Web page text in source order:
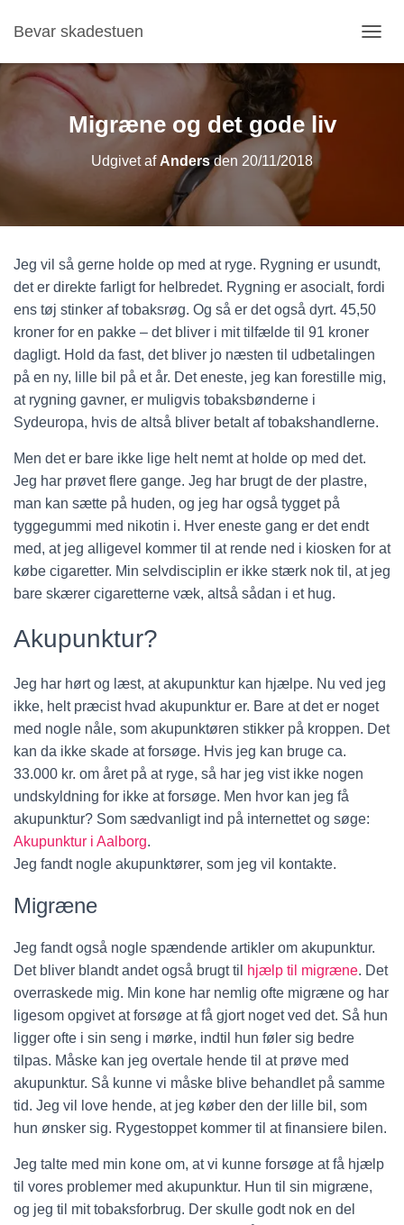
Bevar skadestuen
K
O
N
Migræne og det gode liv
Udgivet af Andersden 20/11/2018
Jeg vil så gerne holde op med at ryge. Rygning er usundt,
det er direkte farligt for helbredet. Rygning er asocialt, fordi
ens tøj stinker af tobaksrøg. Og så er det også dyrt. 45,50
kroner for en pakke – det bliver i mit tilfælde til 91 kroner
dagligt. Hold da fast, det bliver jo næsten til udbetalingen
på en ny, lille bil på et år. Det eneste, jeg kan forestille mig,
at rygning gavner, er muligvis tobaksbønderne i
Sydeuropa, hvis de altså bliver betalt af tobakshandlerne.
Men det er bare ikke lige helt nemt at holde op med det.
Jeg har prøvet flere gange. Jeg har brugt de der plastre,
man kan sætte på huden, og jeg har også tygget på
tyggegummi med nikotin i. Hver eneste gang er det endt
med, at jeg alligevel kommer til at rende ned i kiosken for at
købe cigaretter. Min selvdisciplin er ikke stærk nok til, at jeg
bare skærer cigaretterne væk, altså sådan i et hug.
Akupunktur?
Jeg har hørt og læst, at akupunktur kan hjælpe. Nu ved jeg
ikke, helt præcist hvad akupunktur er. Bare at det er noget
med nogle nåle, som akupunktøren stikker på kroppen. Det
kan da ikke skade at forsøge. Hvis jeg kan bruge ca.
33.000 kr. om året på at ryge, så har jeg vist ikke nogen
undskyldning for ikke at forsøge. Men hvor kan jeg få
akupunktur? Som sædvanligt ind på internettet og søge:
Akupunktur i Aalborg.
Jeg fandt nogle akupunktører, som jeg vil kontakte.
Migræne
Jeg fandt også nogle spændende artikler om akupunktur.
Det bliver blandt andet også brugt til
hjælp til migræne. Det
overraskede mig. Min kone har nemlig ofte migræne og har
ligesom opgivet at forsøge at få gjort noget ved det. Så hun
ligger ofte i sin seng i mørke, indtil hun føler sig bedre
tilpas. Måske kan jeg overtale hende til at prøve med
akupunktur. Så kunne vi måske blive behandlet på samme
tid. Jeg vil love hende, at jeg køber den der lille bil, som
hun ønsker sig. Rygestoppet kommer til at finansiere bilen.
Jeg talte med min kone om, at vi kunne forsøge at få hjælp
til vores problemer med akupunktur. Hun til sin migræne,
og jeg til mit tobaksforbrug. Der skulle godt nok en del